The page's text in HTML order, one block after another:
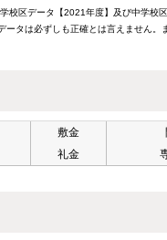
校区データ【2021年度】及び中学
タは必ずしも正確とは言えません
敷金
礼金